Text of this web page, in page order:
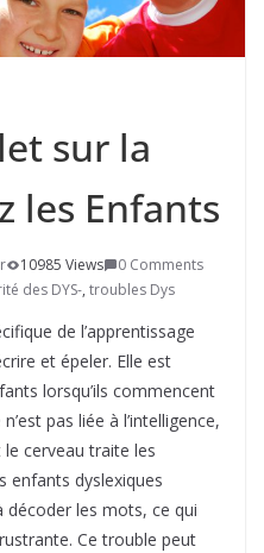
sur la
les Enfants
10985 Views
0 Comments
des DYS-, troubles Dys
de l’apprentissage
et épeler. Elle est
lorsqu’ils commencent
pas liée à l’intelligence,
cerveau traite les
enfants dyslexiques
les mots, ce qui
Ce trouble peut